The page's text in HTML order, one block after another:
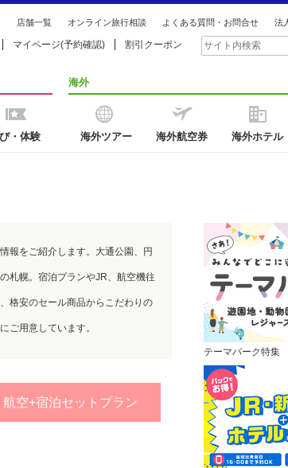
店舗一覧 オンライン旅行相談 よくある質問・お問合せ 法
マイページ(予約確認) 割引クーポン
・体験
海外
海外ツアー 海外航空券 海外ホテル
報をご紹介します。大通公園、円
札幌。宿泊プランやJR、航空機往
格安のセール商品からこだわりの
ご用意しています。
航空+宿泊セットプラン
テーマパーク特集